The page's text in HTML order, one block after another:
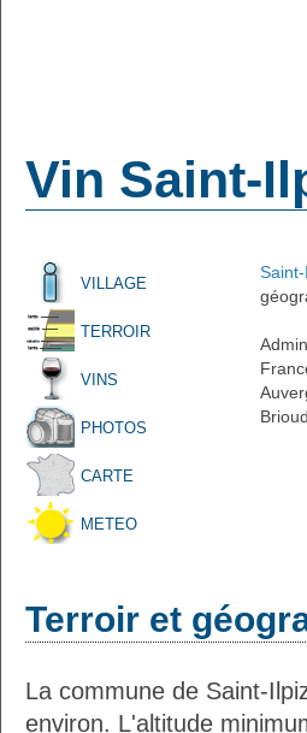
Vin Saint-
VILLAGE
TERROIR
VINS
PHOTOS
CARTE
METEO
Terroir et
La commune de Saint-
environ. L'altitude